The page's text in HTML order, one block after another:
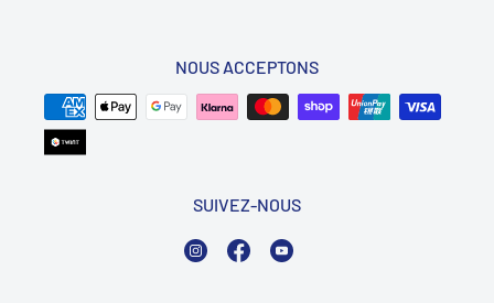
NOUS ACCEPTONS
SUIVEZ-NOUS
InstagramFacebook